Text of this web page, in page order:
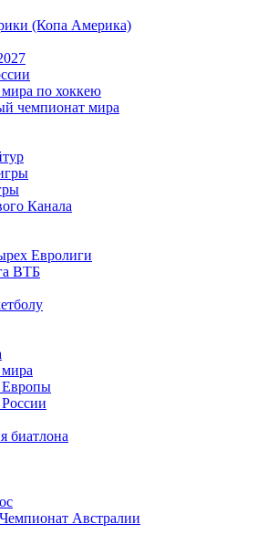
(Копа Америка)
по хоккею
чемпионат мира
Канала
Евролиги
ВТБ
Европы
биатлона
Австралии